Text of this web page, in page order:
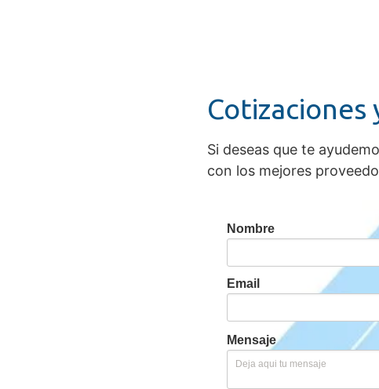
Cotizaciones
Si deseas que te
con los mejores
Nombre
Email
Mensaje